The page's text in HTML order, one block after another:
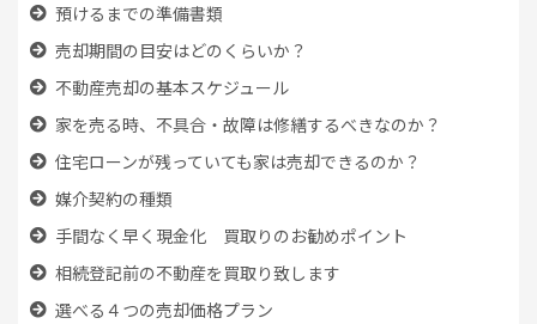
預けるまでの準備書類
売却期間の目安はどのくらいか？
不動産売却の基本スケジュール
家を売る時、 不具合・故障は修繕するべきなのか？
住宅ローンが残っていても家は売却できるのか？
媒介契約の種類
手間なく早く現金化 買取りのお勧めポイント
相続登記前の不動産を買取り致します
選べる４つの売却価格プラン